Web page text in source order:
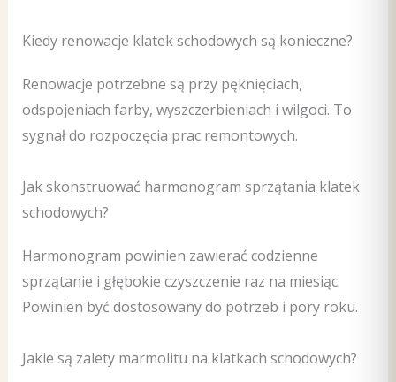
Kiedy renowacje klatek schodowych są konieczne?
Renowacje potrzebne są przy pęknięciach,
odspojeniach farby, wyszczerbieniach i wilgoci. To
sygnał do rozpoczęcia prac remontowych.
Jak skonstruować harmonogram sprzątania klatek
schodowych?
Harmonogram powinien zawierać codzienne
sprzątanie i głębokie czyszczenie raz na miesiąc.
Powinien być dostosowany do potrzeb i pory roku.
Jakie są zalety marmolitu na klatkach schodowych?